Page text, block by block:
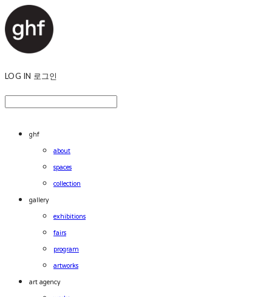
LOG IN 로그인
ghf
about
spaces
collection
gallery
exhibitions
fairs
program
artworks
art agency